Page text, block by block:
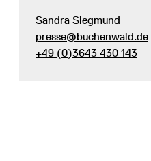
Sandra Siegmund
presse@buchenwald.de
+49 (0)3643 430 143